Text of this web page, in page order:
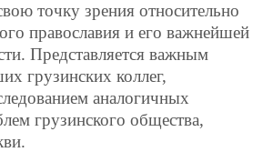
точку зрения относительно
православия и его важнейшей
Представляется важным
грузинских коллег,
аналогичных
грузинского общества,